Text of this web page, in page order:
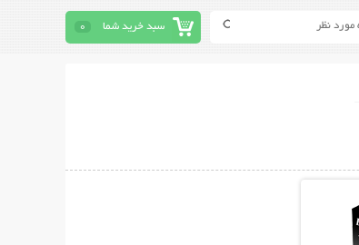
سبد خرید شما 0